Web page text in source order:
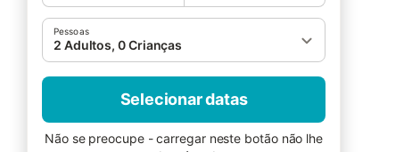
Pessoas
2 Adultos, 0 Crianças
Selecionar datas
Não se preocupe - carregar neste botão não lhe